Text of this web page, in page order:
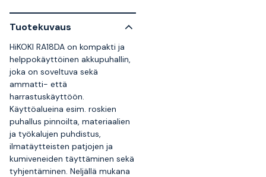
Tuotekuvaus
HiKOKI RA18DA on kompakti ja
helppokäyttöinen akkupuhallin,
joka on soveltuva sekä
ammatti- että
harrastuskäyttöön.
Käyttöalueina esim. roskien
puhallus pinnoilta, materiaalien
ja työkalujen puhdistus,
ilmatäytteisten patjojen ja
kumiveneiden täyttäminen sekä
tyhjentäminen. Neljällä mukana